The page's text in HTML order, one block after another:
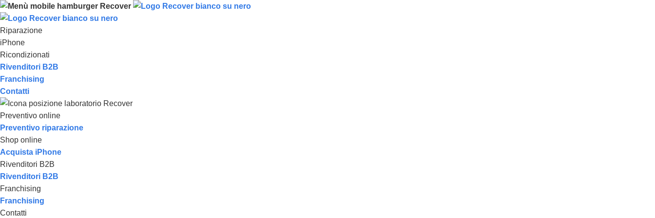
Riparazione
iPhone
Ricondizionati
Rivenditori B2B
Franchising
Contatti
Preventivo online
Preventivo riparazione
Shop online
Acquista iPhone
Rivenditori B2B
Rivenditori B2B
Franchising
Franchising
Contatti